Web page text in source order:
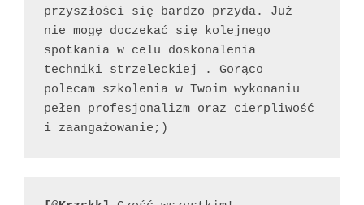
przyszłości się bardzo przyda. Już
nie mogę doczekać się kolejnego
spotkania w celu doskonalenia
techniki strzeleckiej . Gorąco
polecam szkolenia w Twoim wykonaniu
pełen profesjonalizm oraz cierpliwość
i zaangażowanie;)